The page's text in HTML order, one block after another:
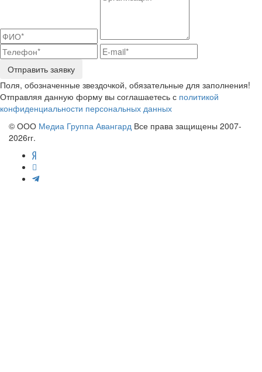
Отправить заявку
Поля, обозначенные звездочкой, обязательные для заполнения!
Отправляя данную форму вы соглашаетесь с политикой
конфиденциальности персональных данных
© ООО Медиа Группа Авангард Все права защищены 2007-
2026гг.